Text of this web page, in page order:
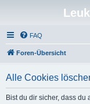
FAQ
Foren-Übersicht
Alle Cookies
Bist du dir sicher, dass